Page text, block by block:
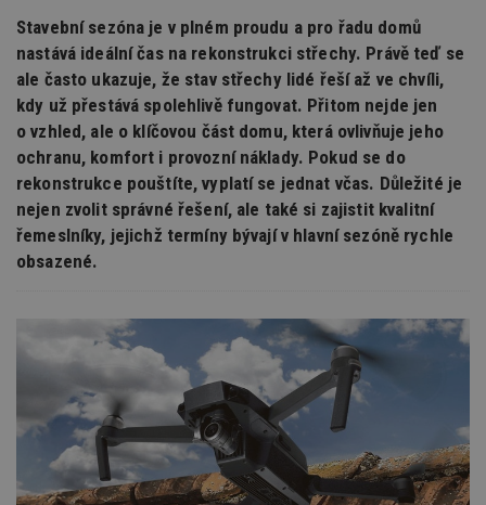
Stavební sezóna je v plném proudu a pro řadu domů
nastává ideální čas na rekonstrukci střechy. Právě teď se
ale často ukazuje, že stav střechy lidé řeší až ve chvíli,
kdy už přestává spolehlivě fungovat. Přitom nejde jen
o vzhled, ale o klíčovou část domu, která ovlivňuje jeho
ochranu, komfort i provozní náklady. Pokud se do
rekonstrukce pouštíte, vyplatí se jednat včas. Důležité je
nejen zvolit správné řešení, ale také si zajistit kvalitní
řemeslníky, jejichž termíny bývají v hlavní sezóně rychle
obsazené.